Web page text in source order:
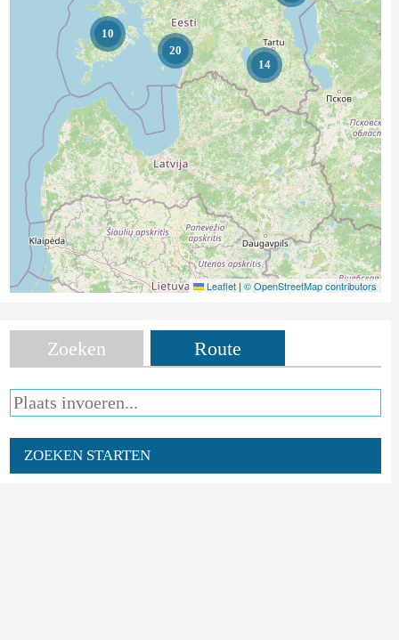
10
20
14
Leaflet | © OpenStreetMap contributors
Zoeken Route
ZOEKEN STARTEN